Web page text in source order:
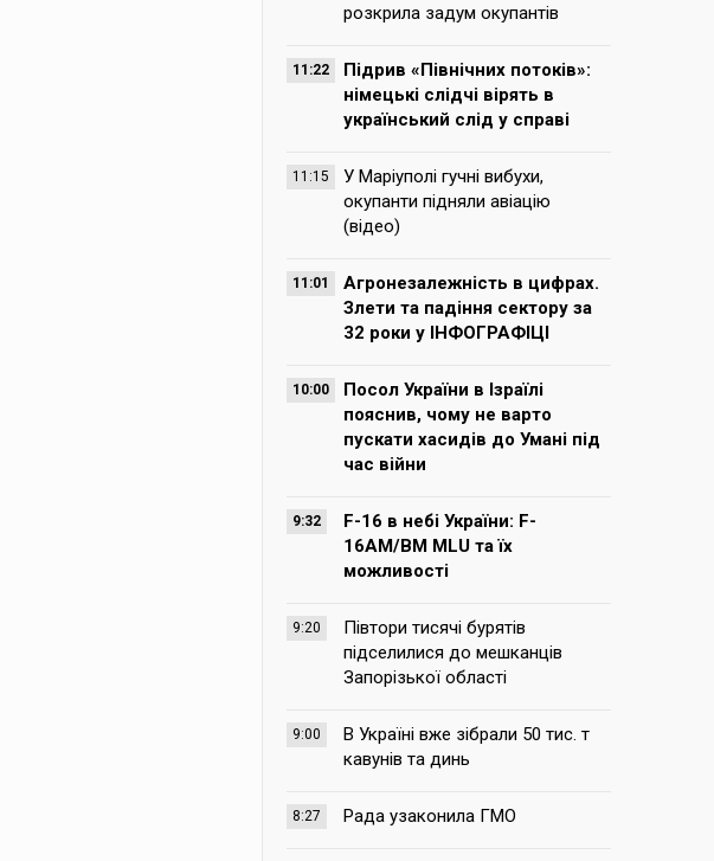
розкрила задум окупантів
11:22
Підрив «Північних потоків»:
німецькі слідчі вірять в
український слід у справі
11:15
У Маріуполі гучні вибухи,
окупанти підняли авіацію
(відео)
11:01
Агронезалежність в цифрах.
Злети та падіння сектору за
32 роки у ІНФОГРАФІЦІ
10:00
Посол України в Ізраїлі
пояснив, чому не варто
пускати хасидів до Умані під
час війни
9:32
F-16 в небі України: F-
16AM/BM MLU та їх
можливості
9:20
Півтори тисячі бурятів
підселилися до мешканців
Запорізької області
9:00
В Україні вже зібрали 50 тис. т
кавунів та динь
8:27 Рада узаконила ГМО